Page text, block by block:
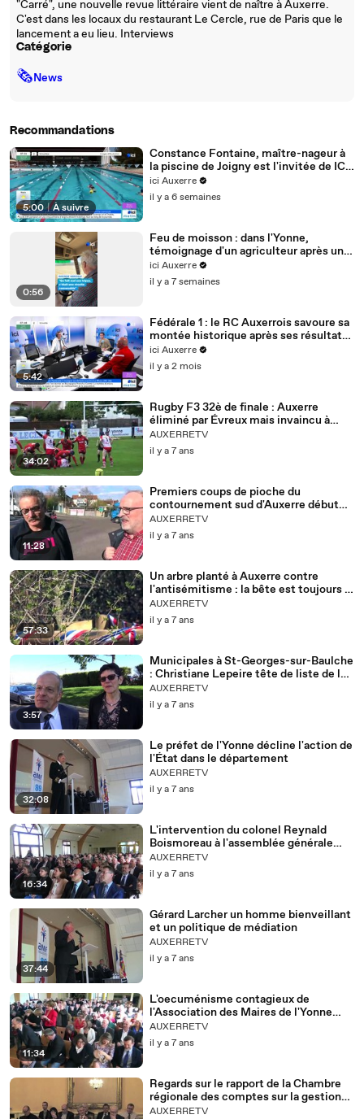
"Carré", une nouvelle revue littéraire vient de naître à Auxerre.
C'est dans les locaux du restaurant Le Cercle, rue de Paris que le
lancement a eu lieu. Interviews
Catégorie
🗞News
Recommandations
5:00 | À suivre
Constance Fontaine, maître-nageur à
la piscine de Joigny est l'invitée de ICI
Auxerre ce mercredi 24 juin 2026
ici Auxerre
il y a 6 semaines
0:56
Feu de moisson : dans l'Yonne,
témoignage d'un agriculteur après un
incendie
ici Auxerre
il y a 7 semaines
5:42
Fédérale 1 : le RC Auxerrois savoure sa
montée historique après ses résultats
en 8es de finale
ici Auxerre
il y a 2 mois
34:02
Rugby F3 32è de finale : Auxerre
éliminé par Évreux mais invaincu à
Bouillot
AUXERRETV
il y a 7 ans
11:28
Premiers coups de pioche du
contournement sud d'Auxerre début
mai
AUXERRETV
il y a 7 ans
57:33
Un arbre planté à Auxerre contre
l'antisémitisme : la bête est toujours là
...
AUXERRETV
il y a 7 ans
3:57
Municipales à St-Georges-sur-Baulche
: Christiane Lepeire tête de liste de la
majorité sortante
AUXERRETV
il y a 7 ans
32:08
Le préfet de l'Yonne décline l'action de
l'État dans le département
AUXERRETV
il y a 7 ans
16:34
L'intervention du colonel Reynald
Boismoreau à l'assemblée générale
2019 des maires de l'Yonne
AUXERRETV
il y a 7 ans
37:44
Gérard Larcher un homme bienveillant
et un politique de médiation
AUXERRETV
il y a 7 ans
11:34
L'oecuménisme contagieux de
l'Association des Maires de l'Yonne
(AMF 89)
AUXERRETV
il y a 7 ans
Regards sur le rapport de la Chambre
régionale des comptes sur la gestion
de la Ville d'Auxerre depuis 2012
AUXERRETV